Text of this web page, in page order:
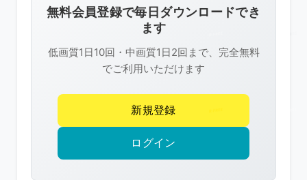
像
は
R-
FREE
作
権
無料会員登録で毎日ダウンロードでき
ます
低画質1日10回・中画質1日2回まで、完全無料
でご利用いただけます
新規登録
ログイン